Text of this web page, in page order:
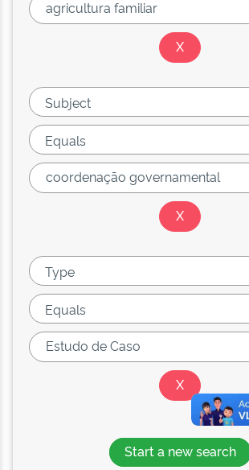
Start a new search